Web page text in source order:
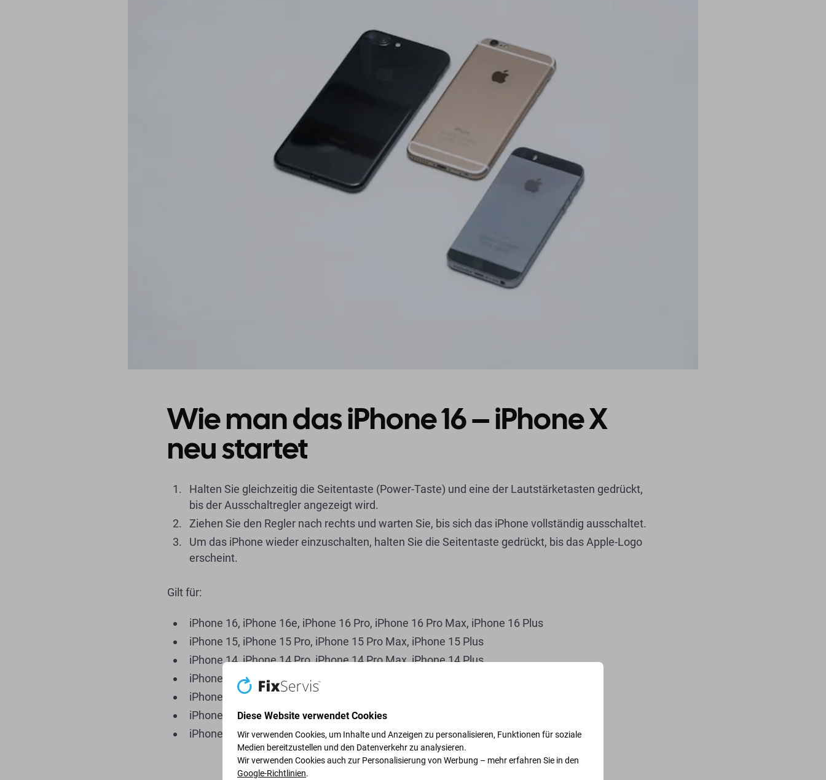
Wie man das iPhone 16 – iPhone X
neu startet
Halten Sie gleichzeitig die Seitentaste (Power-Taste) und eine der Lautstärketasten gedrückt,
bis der Ausschaltregler angezeigt wird.
Ziehen Sie den Regler nach rechts und warten Sie, bis sich das iPhone vollständig ausschaltet.
Um das iPhone wieder einzuschalten, halten Sie die Seitentaste gedrückt, bis das Apple-Logo
erscheint.
Gilt für:
iPhone 16, iPhone 16e, iPhone 16 Pro, iPhone 16 Pro Max, iPhone 16 Plus
iPhone 15, iPhone 15 Pro, iPhone 15 Pro Max, iPhone 15 Plus
iPhone 14, iPhone 14 Pro, iPhone 14 Pro Max, iPhone 14 Plus
iPhone 13, iPhone 13 mini, iPhone 13 Pro, iPhone 13 Pro Max
iPhone 12, iPhone 12 mini, iPhone 12 Pro, iPhone 12 Pro Max
iPhone 11, iPhone 11 Pro, iPhone 11 Pro Max
iPhone X, iPhone XS, iPhone XS Max
Diese Website verwendet Cookies
Wir verwenden Cookies, um Inhalte und Anzeigen zu personalisieren, Funktionen für soziale
Medien bereitzustellen und den Datenverkehr zu analysieren.
Wir verwenden Cookies auch zur Personalisierung von Werbung – mehr erfahren Sie in den
Google-Richtlinien.